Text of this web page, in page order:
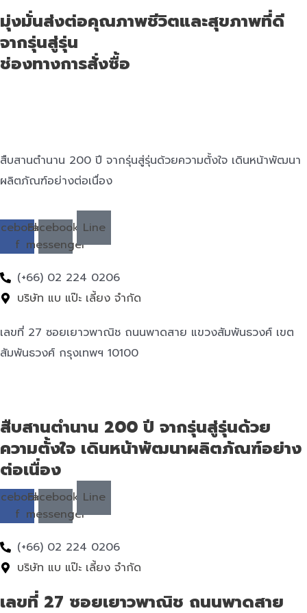
มุ่งมั่นส่งต่อคุณภาพชีวิตและสุขภาพที่ดี
จากรุ่นสู่รุ่น
ช่องทางการสั่งซื้อ
สืบสานตำนาน 200 ปี จากรุ่นสู่รุ่นด้วยความตั้งใจ เดินหน้าพัฒนา
ผลิตภัณฑ์อย่างต่อเนื่อง
f
Facebook-
messenger
Line
(+66) 02 224 0206
บริษัท แบ แป๊ะ เลี้ยง จำกัด
เลขที่ 27 ซอยเยาวพาณิช ถนนพาดสาย แขวงสัมพันธวงศ์ เขต
สัมพันธวงศ์ กรุงเทพฯ 10100
สืบสานตำนาน 200 ปี จากรุ่นสู่รุ่นด้วย
ความตั้งใจ เดินหน้าพัฒนาผลิตภัณฑ์อย่าง
ต่อเนื่อง
f
Facebook-
messenger
Line
(+66) 02 224 0206
บริษัท แบ แป๊ะ เลี้ยง จำกัด
เลขที่ 27 ซอยเยาวพาณิช ถนนพาดสาย